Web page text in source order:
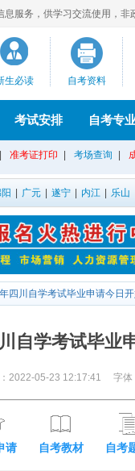
服务，供学习交流使用，
生必读 自考资料
考试安排 自考专
准考证打印 考场查询
广元 遂宁 内江 乐山
四川自学考试毕业申请今日
自学考试毕业
2022-05-23 12:17:41 字体
请 自考教材 自考